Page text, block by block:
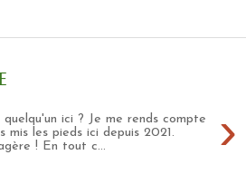
›
quelqu'un ici ? Je me rends compte
mis les pieds ici depuis 2021.
! En tout c...